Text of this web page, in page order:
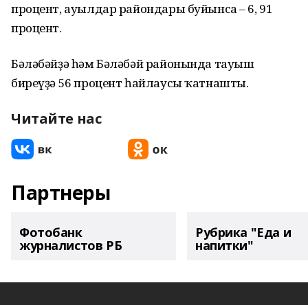
процент, ауылдар райондары буйынса – 6, 91
процент.
Бәләбәйҙә һәм Бәләбәй районында тауыш
биреүҙә 56 процент һайлаусы ҡатнашты.
Читайте нас
Партнеры
Фотобанк
журналистов РБ
Рубрика "Еда и
напитки"